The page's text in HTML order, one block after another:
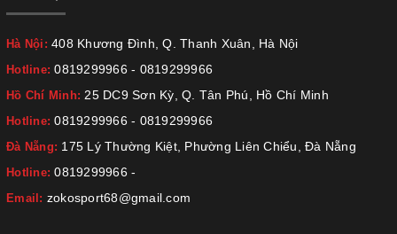
Hà Nội: 408 Khương Đình, Q. Thanh Xuân, Hà Nội
Hotline:0819299966 - 0819299966
Hồ Chí Minh:25 DC9 Sơn Kỳ, Q. Tân Phú, Hồ Chí Minh
Hotline:0819299966 - 0819299966
Đà Nẵng: 175 Lý Thường Kiệt, Phường Liên Chiểu, Đà Nẵng
Hotline:0819299966 -
Email: zokosport68@gmail.com